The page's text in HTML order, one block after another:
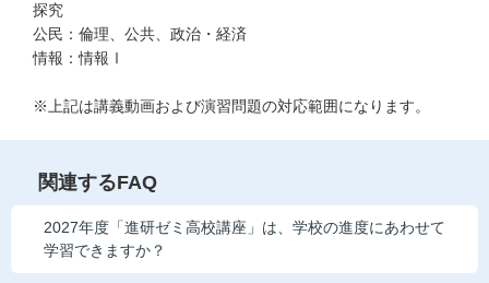
進研ゼミ 小学講座
探究
公民：倫理、公共、政治・経済
情報：情報Ⅰ
※上記は講義動画および演習問題の対応範囲になります。
関連するFAQ
2027年度「進研ゼミ高校講座」は、学校の進度にあわせて
学習できますか？